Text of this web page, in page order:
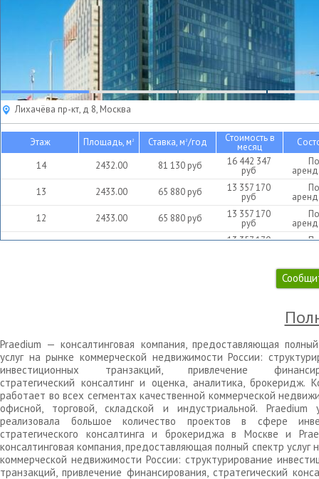
Лихачёва пр-кт, д 8, Москва
Этаж Площадь, м2 Ставка, м2/год Стоимость в
месяц
14
2432.00 81 130руб 16 442 347
руб
13
2433.00 65 880руб 13 357 170
руб
12
2433.00 65 880руб 13 357 170
руб
11
2433.00 65 880руб 13 357 170
Без
9 2451.00 65 880руб 13 455 990
руб
8
2451.00 65 880 руб 13 455 990
руб
7
2451.00 65 880руб 13 455 990
руб
6
2451.00 65 880 руб 13 455 990
руб
5
2451.00 65 880 руб 13 455 990
руб С
Praedium — консалтинговая компания, предоставляющая
услуг на рынке коммерческой недвижимости России:
инвестиционных транзакций, привлечение
стратегический консалтинг и оценка, аналитика, брокеридж.
работает во всех сегментах качественной коммерческой
офисной, торговой, складской и индустриальной. Praedium
реализовала большое количество проектов в сфере
стратегического консалтинга и брокериджа в Москве и
консалтинговая компания, предоставляющая полный спектр услуг
коммерческой недвижимости России: структурирование
транзакций, привлечение финансирования, стратегический